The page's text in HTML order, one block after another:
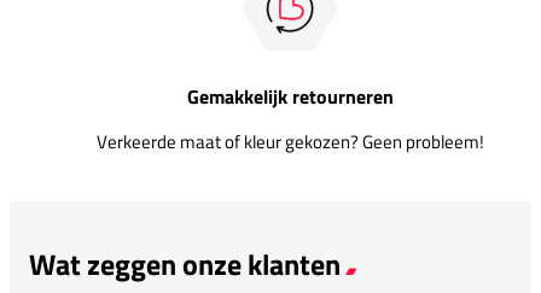
Gemakkelijk retourneren
Verkeerde maat of kleur gekozen? Geen probleem!
Wat zeggen onze klanten